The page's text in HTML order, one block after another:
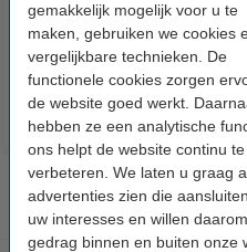
gemakkelijk mogelijk voor u te
maken, gebruiken we cookies
vergelijkbare technieken. De
functionele cookies zorgen
de website goed werkt.
hebben ze een analytische
ons helpt de website continu te
verbeteren. We laten u graag
advertenties zien die
uw interesses en willen
gedrag binnen en buiten onze
€ 14,95